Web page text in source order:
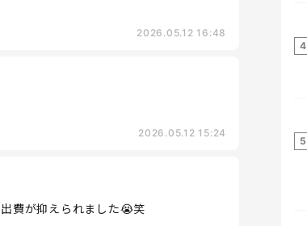
2026.05.12 16:48
2026.05.12 15:24
費が抑えられました😭笑
4
5